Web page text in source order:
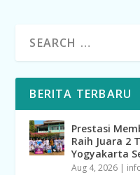
BERITA TERBARU
Prestasi
Raih Juara 2
Yogyakarta
Aug 4, 2026 |